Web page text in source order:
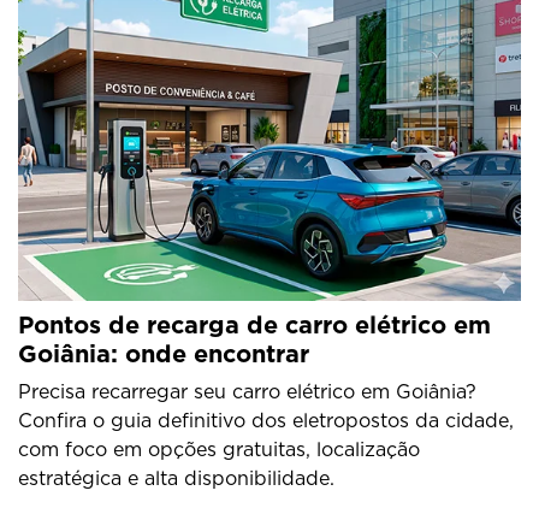
Pontos de recarga de carro elétrico em
Goiânia: onde encontrar
Precisa recarregar seu carro elétrico em Goiânia?
Confira o guia definitivo dos eletropostos da cidade,
com foco em opções gratuitas, localização
estratégica e alta disponibilidade.